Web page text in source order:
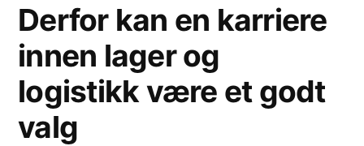
Derfor kan en karriere
innen lager og
logistikk være et godt
valg